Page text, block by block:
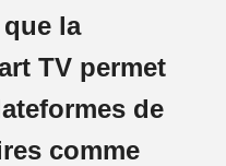
la
TV permet
de
comme